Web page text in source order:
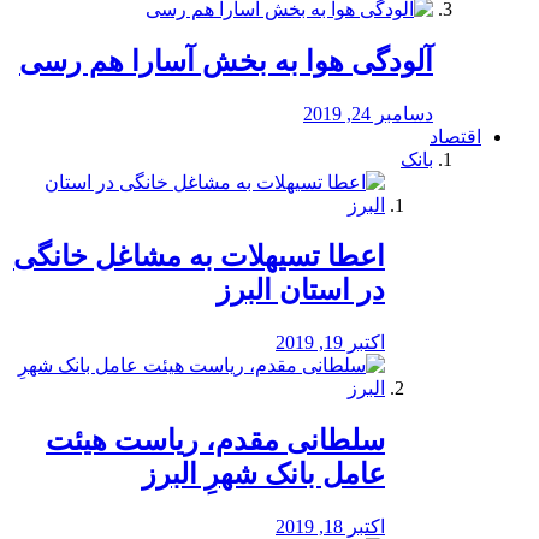
آلودگی هوا به بخش آسارا هم رسی
دسامبر 24, 2019
اقتصاد
بانک
️اعطا تسیهلات به مشاغل خانگی
در استان البرز
اکتبر 19, 2019
سلطانی مقدم، ریاست هیئت
عامل بانک شهرِ البرز
اکتبر 18, 2019